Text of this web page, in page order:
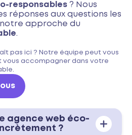
responsables ? Nous
réponses aux questions les
approche du
.
pas ici ? Notre équipe peut vous
accompagner dans votre
agence web éco-
?